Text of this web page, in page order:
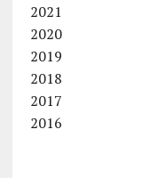
2021
2020
2019
2018
2017
2016